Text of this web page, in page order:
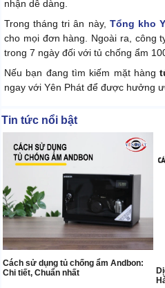
nhận dễ dàng.
Trong tháng tri ân này, Tổng kho
cho mọi đơn hàng. Ngoài ra, công
trong 7 ngày đối với tủ chống ẩm
Nếu bạn đang tìm kiếm mặt hàng
ngay với Yên Phát để được hưởng
Tin tức nổi bật
Cách sử dụng tủ chống ẩm Andbon:
Chi tiết, Chuẩn nhất